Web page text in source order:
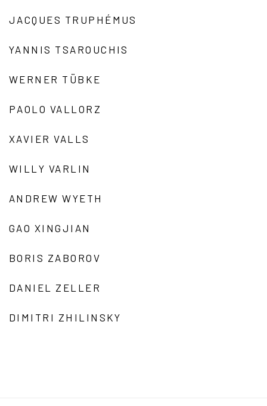
JACQUES TRUPHÉMUS
YANNIS TSAROUCHIS
WERNER TÜBKE
PAOLO VALLORZ
XAVIER VALLS
WILLY VARLIN
ANDREW WYETH
GAO XINGJIAN
BORIS ZABOROV
DANIEL ZELLER
DIMITRI ZHILINSKY